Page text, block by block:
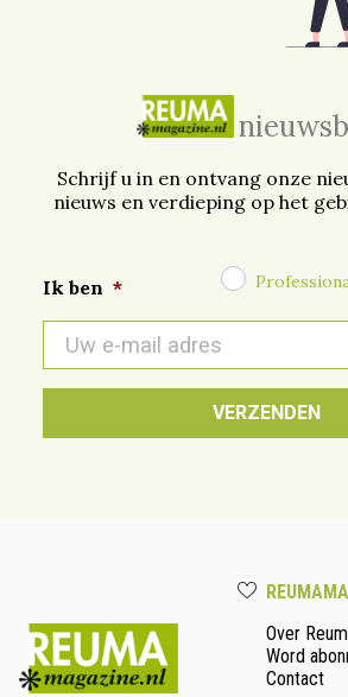
Schrijf u in en ontvang onze
nieuws en verdieping op het
Ik ben *
mail
*
Over
Word
Contact